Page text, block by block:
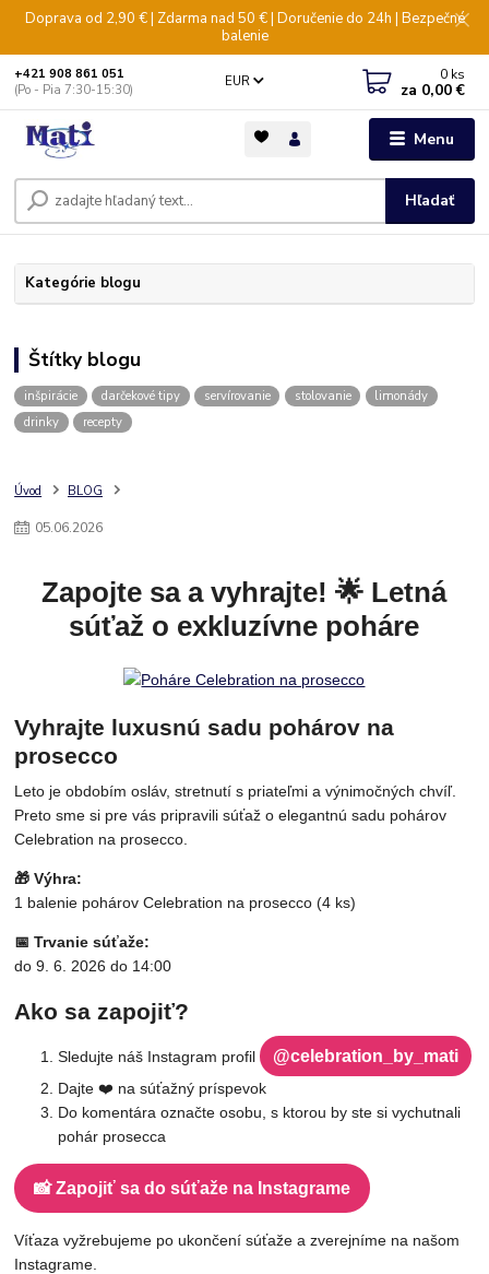
Doprava od 2,90 € | Zdarma nad 50 € | Doručenie do 24h | Bezpečné
balenie
Menu
EUR
Hľadať
+421 908 861 051
(Po - Pia 7:30-15:30)
0 ks
za 0,00 €
Kategórie blogu
Štítky blogu
inšpirácie darčekové tipy servírovanie stolovanie
limonády
drinky
recepty
Úvod BLOG
05.06.2026
Zapojte sa a vyhrajte! 🌟 Letná
súťaž o exkluzívne poháre
Vyhrajte luxusnú sadu pohárov na
prosecco
Leto je obdobím osláv, stretnutí s priateľmi a výnimočných chvíľ.
Preto sme si pre vás pripravili súťaž o elegantnú sadu pohárov
Celebration na prosecco.
🎁 Výhra:
1 balenie pohárov Celebration na prosecco (4 ks)
📅 Trvanie súťaže:
do 9. 6. 2026 do 14:00
Ako sa zapojiť?
Sledujte náš Instagram profil @celebration_by_mati
Dajte ❤️ na súťažný príspevok
Do komentára označte osobu, s ktorou by ste si vychutnali
pohár prosecca
📸 Zapojiť sa do súťaže na Instagrame
Víťaza vyžrebujeme po ukončení súťaže a zverejníme na našom
Instagrame.